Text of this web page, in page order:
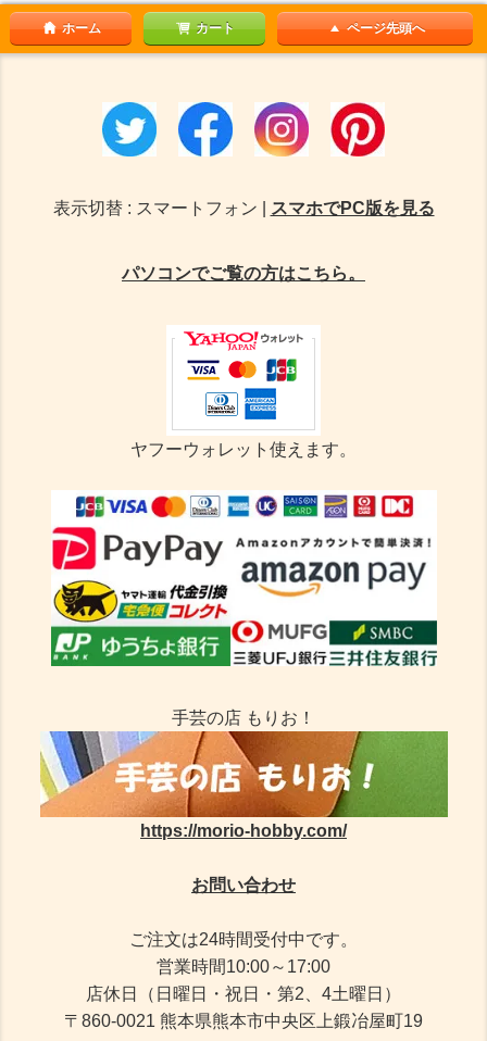
ホーム カート ページ先頭へ
表示切替 : スマートフォン | スマホでPC版を見る
パソコンでご覧の方はこちら。
ヤフーウォレット使えます。
手芸の店 もりお！
https://morio-hobby.com/
お問い合わせ
ご注文は24時間受付中です。
営業時間10:00～17:00
店休日（日曜日・祝日・第2、4土曜日）
〒860-0021 熊本県熊本市中央区上鍛冶屋町19